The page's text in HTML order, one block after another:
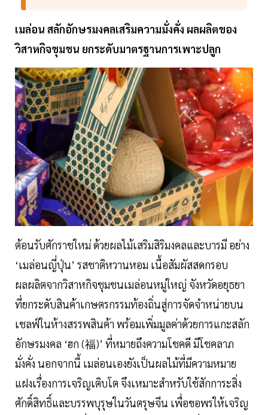
เมล่อน สลักอักษรมงคลเสริมความมั่งคั่ง ผลผลิตของ
วิสาหกิจชุมชน ยกระดับมาตรฐานการเพาะปลูก
ต้อนรับศักราชใหม่ ด้วยผลไม้เสริมสิริมงคลและบารมี อย่าง
‘เมล่อนญี่ปุ่น’ รสชาติหวานหอม เนื้อสัมผัสสดกรอบ
ผลผลิตจากวิสาหกิจชุมชนเมล่อนหมู่ใหญ่ จังหวัดอยุธยา
ที่ยกระดับสินค้าเกษตรกรรมท้องถิ่นสู่การจัดจำหน่ายบน
เชลฟ์ในห้างสรรพสินค้า พร้อมเพิ่มมูลค่าด้วยการแกะสลัก
อักษรมงคล ‘ฮก (福)’ ที่หมายถึงความโชคดี มีโชคลาภ
มั่งคั่ง นอกจากนี้ เมล่อนเองยังเป็นผลไม้ที่มีความหมาย
แฝงเรื่องการเจริญเติบโต จึงเหมาะสำหรับใช้สักการะสิ่ง
ศักดิ์สิทธิ์และบรรพบุรุษในวันตรุษจีน เพื่อขอพรให้เจริญ